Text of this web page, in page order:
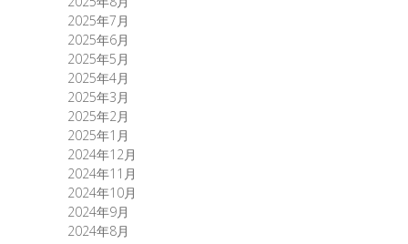
2025年7月
2025年6月
2025年5月
2025年4月
2025年3月
2025年2月
2025年1月
2024年12月
2024年11月
2024年10月
2024年9月
2024年8月